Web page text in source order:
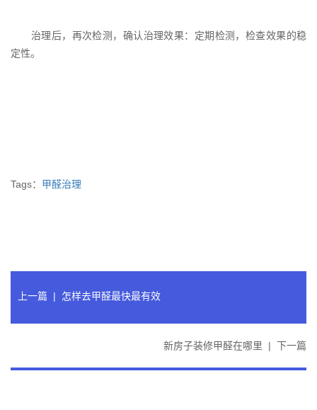
治理后，再次检测，确认治理效果：定期检测，检查效果的稳
定性。
Tags： 甲醛治理
上一篇 | 怎样去甲醛最快最有效
新房子装修甲醛在哪里 | 下一篇